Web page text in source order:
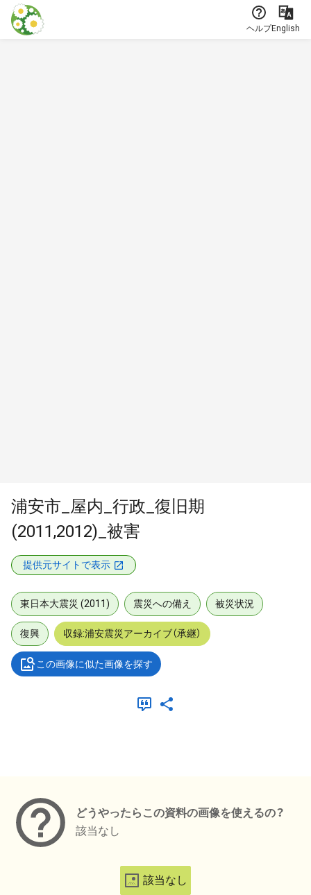
本文に飛ぶ
ヘルプEnglish
浦安市_屋内_行政_復旧期
(2011,2012)_被害
提供元サイトで表示
東日本大震災 (2011) 震災への備え 被災状況
復興 収録:浦安震災アーカイブ（承継）
この画像に似た画像を探す
どうやったらこの資料の画像を使えるの？
該当なし
該当なし